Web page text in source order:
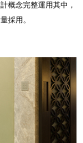
概念完整運用其中，
採用。